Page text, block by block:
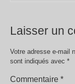
Laisser un
Votre adresse e-mail
sont indiqués avec *
Commentaire *